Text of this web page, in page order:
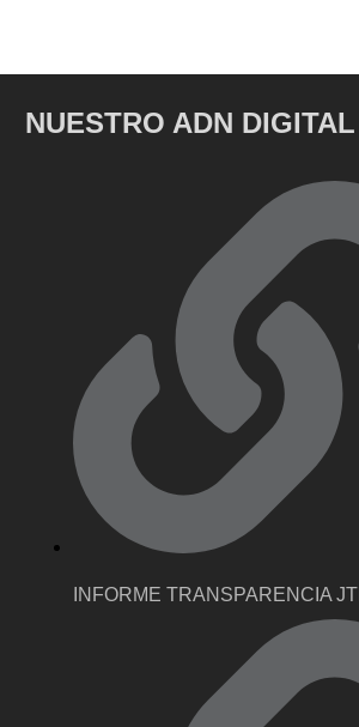
NUESTRO ADN DIGITAL
INFORME TRANSPARENCIA JTI